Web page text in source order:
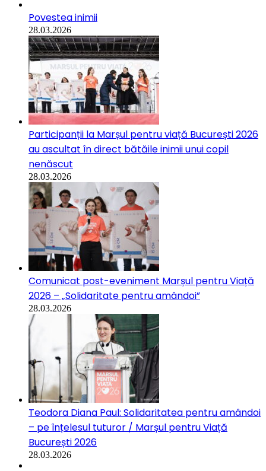
Povestea inimii
28.03.2026
Participanții la Marșul pentru viață București 2026
au ascultat în direct bătăile inimii unui copil
nenăscut
28.03.2026
Comunicat post-eveniment Marșul pentru Viață
2026 – „Solidaritate pentru amândoi”
28.03.2026
Teodora Diana Paul: Solidaritatea pentru amândoi
– pe înțelesul tuturor / Marșul pentru Viață
București 2026
28.03.2026